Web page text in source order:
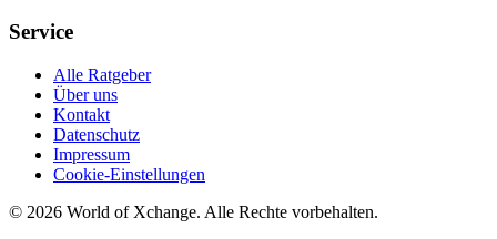
Service
Alle Ratgeber
Über uns
Kontakt
Datenschutz
Impressum
Cookie-Einstellungen
© 2026 World of Xchange. Alle Rechte vorbehalten.